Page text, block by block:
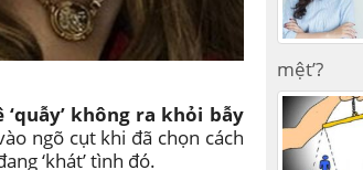
không ra khỏi bẫy
ngõ cụt khi đã chọn cách
‘khát’ tình đó.
mệt’?